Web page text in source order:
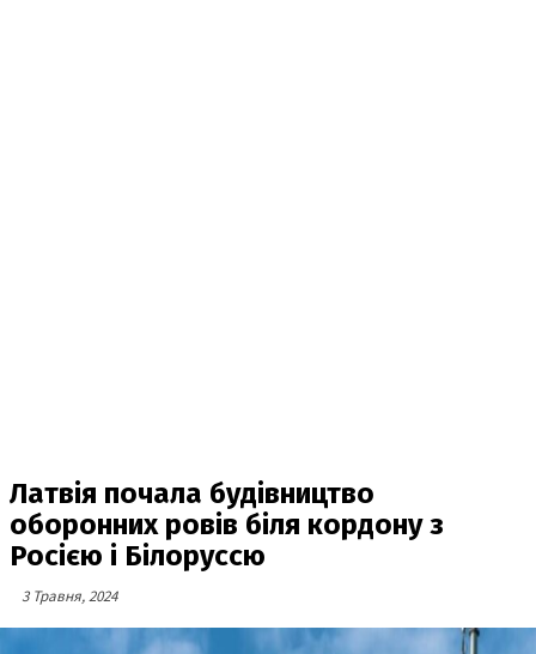
Латвія почала будівництво
оборонних ровів біля кордону з
Росією і Білоруссю
3 Травня, 2024